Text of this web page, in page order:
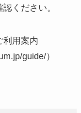
ください。
利用案内
guide/）